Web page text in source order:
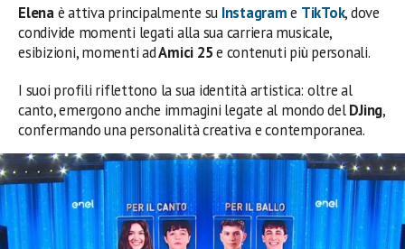
Elenaè attiva principalmente su Instagrame TikTok, dove
condivide momenti legati alla sua carriera musicale,
esibizioni, momenti adAmici 25e contenuti più personali.
I suoi profili riflettono la sua identità artistica: oltre al
canto, emergono anche immagini legate al mondo delDJing,
confermando una personalità creativa e contemporanea.